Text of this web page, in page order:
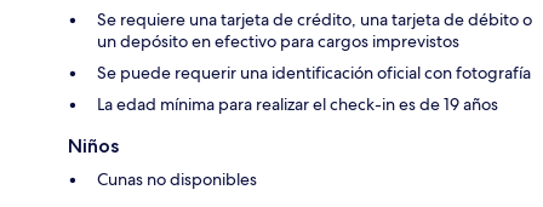
Se requiere una tarjeta de crédito, una tarjeta de débito o
un depósito en efectivo para cargos imprevistos
Se puede requerir una identificación oficial con fotografía
La edad mínima para realizar el check-in es de 19 años
Niños
Cunas no disponibles